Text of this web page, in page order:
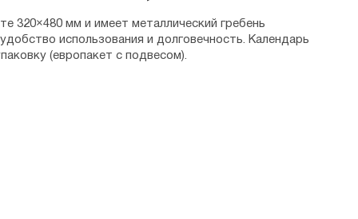
320×480 мм и имеет металлический гребень
использования и долговечность. Календарь
(европакет с подвесом).